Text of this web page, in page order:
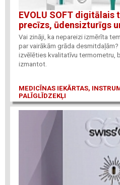
EVOLU SOFT digitālais
precīzs, ūdensizturīgs
Vai zināji, ka nepareizi izmērīta
par vairākām grāda
izvēlēties kvalitatīvu termometru,
izmantot.
MEDICĪNAS IEKĀRTAS,
PALĪGLĪDZEKĻI